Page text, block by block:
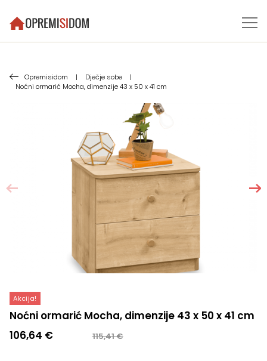
Opremisidom | Dječje sobe
|
Noćni ormarić Mocha, dimenzije 43 x 50 x 41 cm
Akcija!
Noćni ormarić Mocha, dimenzije 43 x 50 x 41 cm
115,41€
Izvorna
106,64 €
Trenutna